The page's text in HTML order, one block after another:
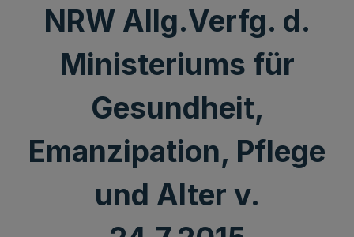
NRW Allg.Verfg. d.
Ministeriums für
Gesundheit,
Emanzipation, Pflege
und Alter v.